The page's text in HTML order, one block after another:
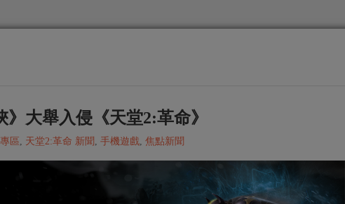
大舉入侵《天堂2:革命》
區 , 天堂2:革命 新聞 , 手機遊戲, 焦點新聞